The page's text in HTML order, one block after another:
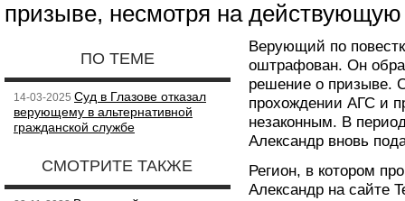
призыве, несмотря на действующую
ПО ТЕМЕ
14-03-2025 Суд в Глазове отказал
верующему в альтернативной
гражданской службе
СМОТРИТЕ ТАКЖЕ
Верующий по
оштрафован. Он
решение о призыве.
прохождении АГС и
незаконным. В
Александр вновь
Регион, в котором
Александр на сайте